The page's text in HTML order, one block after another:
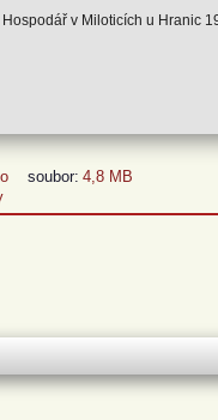
Hospodář v Miloticích u Hranic
soubor: 4,8 MB